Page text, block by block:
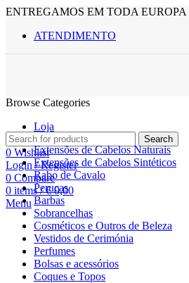
ENTREGAMOS EM TODA EUROPA
ATENDIMENTO
Search
0 Wishlist
Login / Register
0 Compare
0 items / €0,00
Menu
Browse Categories
Loja
Extensões de Cabelos Naturais
Extensões de Cabelos Sintéticos
Rabo de Cavalo
Perucas
Barbas
Sobrancelhas
Cosméticos e Outros de Beleza
Vestidos de Cerimónia
Perfumes
Bolsas e acessórios
Coques e Topos